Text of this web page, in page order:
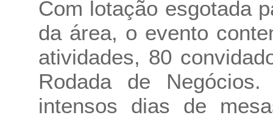
Com lotação esgotada
da área, o evento
atividades, 80
Rodada de
intensos dias de